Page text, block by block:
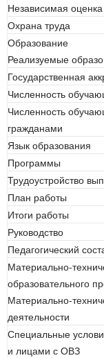
Независимая
Охрана труда
Образование
Реализуемые
Государственная
Численность
Численность
гражданами
Язык образования
Программы
Трудоустройство
План работы
Итоги работы
Руководство
Педагогический
Материально-
образовательного
Материально-
деятельности
Специальные
и лицами с ОВЗ